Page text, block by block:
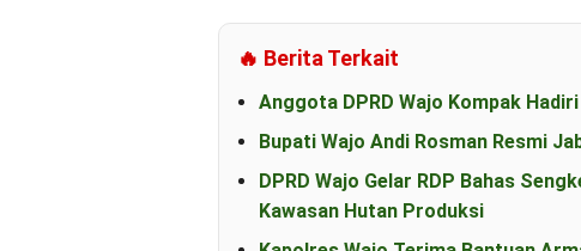
🔥 Berita Terkait
Anggota DPRD Wajo Kompak
Bupati Wajo Andi Rosman Resmi
DPRD Wajo Gelar RDP Bahas
Kawasan Hutan Produksi